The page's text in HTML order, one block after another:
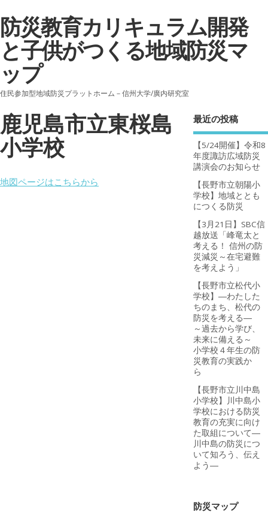
防災教育カリキュラム開発
と子供がつくる地域防災マ
ップ
住民参加型地域防災プラットホーム－信州大学/廣内研究室
鹿児島市立東桜島
小学校
地図ページはこちらから
最近の投稿
【5/24開催】令和8
年度諏訪広域防災
講演会のお知らせ
【長野市立朝陽小
学校】地域ととも
につくる防災
【3月21日】SBC信
越放送「峰竜太と
考える！ 信州の防
災減災～在宅避難
を考えよう」
【長野市立松代小
学校】―わたした
ちのまち、松代の
防災を考える―
～過去から学び、
未来に備える～
小学校４年生の防
災教育の実践か
ら
【長野市立川中島
小学校】川中島小
学校における防災
教育の充実に向け
た取組について―
川中島の防災につ
いて知ろう、伝え
よう―
防災マップ